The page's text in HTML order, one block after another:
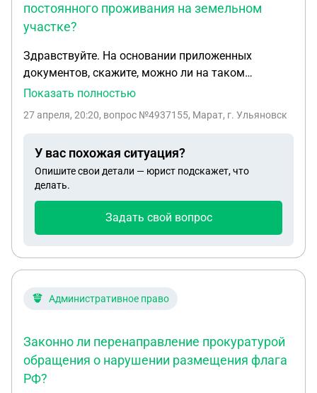
постоянного проживания на земельном
участке?
Здравствуйте. На основании приложенных
документов, скажите, можно ли на таком
земельном участке осуществлять
(построить дом для постоянного проживания с
жительства)? Если да, то где узнать разрешенные
параметры строительства дома: площадь,
этажность, требования к минимальной площади
Показать полностью
27 апреля, 20:20, вопрос №4937155, Марат, г. Ульяновск
У вас похожая ситуация?
Опишите свои детали — юрист подскажет, что
делать.
Задать свой вопрос
Административное право
Законно ли перенаправление прокуратурой
обращения о нарушении размещения флага
РФ?